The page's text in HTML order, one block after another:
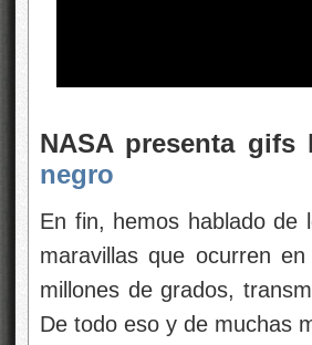
NASA presenta
negro
En fin, hemos hablado de
maravillas que ocurren
millones de grados,
De todo eso y de muchas